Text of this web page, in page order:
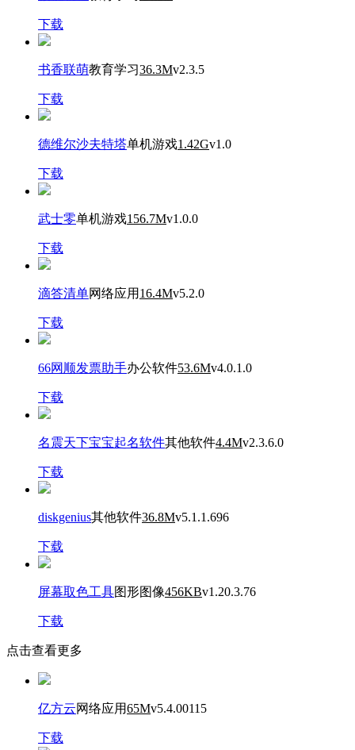
下载
书香联萌教育学习36.3Mv2.3.5
下载
德维尔沙夫特塔单机游戏1.42Gv1.0
下载
武士零单机游戏156.7Mv1.0.0
下载
滴答清单网络应用 16.4Mv5.2.0
下载
66网顺发票助手办公软件53.6Mv4.0.1.0
下载
名震天下宝宝起名软件其他软件4.4Mv2.3.6.0
下载
diskgenius其他软件36.8Mv5.1.1.696
下载
屏幕取色工具图形图像456KBv1.20.3.76
下载
点击查看更多
亿方云网络应用65Mv5.4.00115
下载